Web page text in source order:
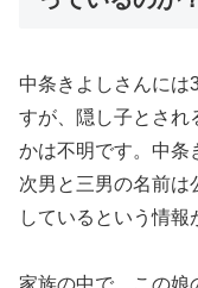
中条きよしさんには
すが、隠し子とされ
かは不明です。中条
次男と三男の名前は
しているという情報